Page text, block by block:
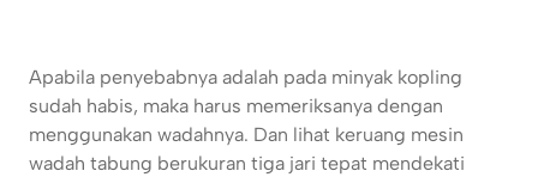
Apabila penyebabnya adalah pada minyak kopling
sudah habis, maka harus memeriksanya dengan
menggunakan wadahnya. Dan lihat keruang mesin
wadah tabung berukuran tiga jari tepat mendekati